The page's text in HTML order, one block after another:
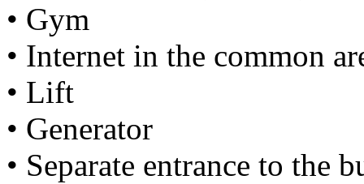
• Gym
• Internet in the common
• Lift
• Generator
• Separate entrance to the